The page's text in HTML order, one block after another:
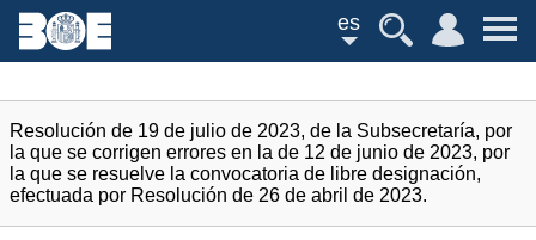
es
Resolución de 19 de julio de 2023, de la Subsecretaría, por
la que se corrigen errores en la de 12 de junio de 2023, por
la que se resuelve la convocatoria de libre designación,
efectuada por Resolución de 26 de abril de 2023.